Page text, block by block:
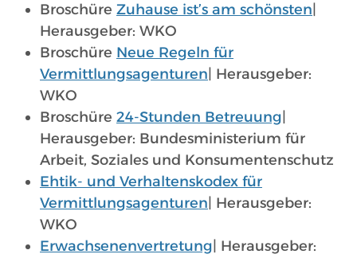
Broschüre Zuhause ist’s am schönsten
Herausgeber: WKO
Broschüre Neue Regeln für
Vermittlungsagenturen | Herausgeber:
WKO
Broschüre 24-Stunden Betreuung
Herausgeber: Bundesministerium für
Arbeit, Soziales und Konsumentenschutz
Ehtik- und Verhaltenskodex für
Vermittlungsagenturen | Herausgeber:
WKO
Erwachsenenvertretung | Herausgeber: